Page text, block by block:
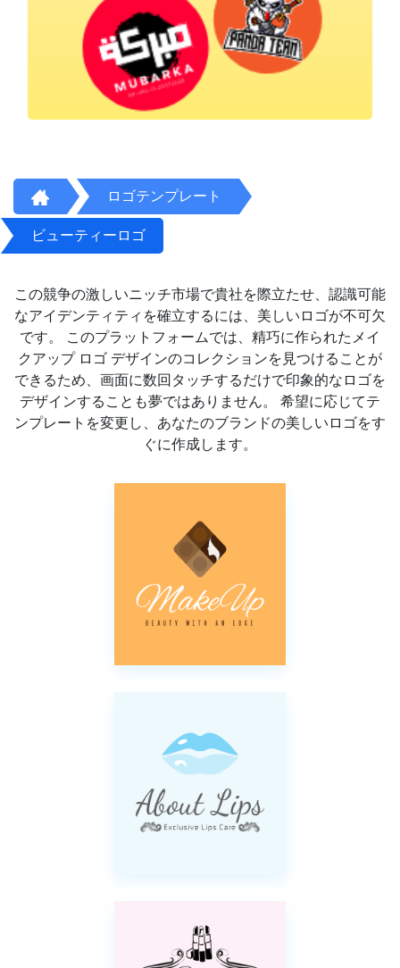
ロゴテンプレート
ビューティーロゴ
この競争の激しいニッチ市場で貴社を際立たせ、認識可能
なアイデンティティを確立するには、美しいロゴが不可欠
です。 このプラットフォームでは、精巧に作られたメイ
クアップ ロゴ デザインのコレクションを見つけることが
できるため、画面に数回タッチするだけで印象的なロゴを
デザインすることも夢ではありません。 希望に応じてテ
ンプレートを変更し、あなたのブランドの美しいロゴをす
ぐに作成します。